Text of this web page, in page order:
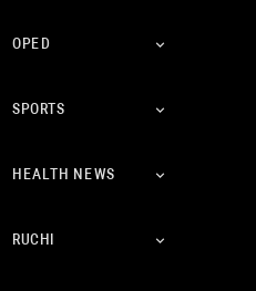
OPED
SPORTS
HEALTH NEWS
RUCHI